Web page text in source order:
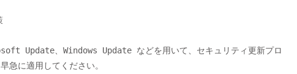
急に適用してください。